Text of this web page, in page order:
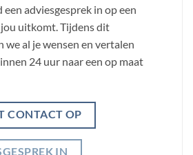
adviesgesprek in op een
uitkomt. Tijdens dit
we al je wensen en vertalen
24 uur naar een op maat
CONTACT OP
IN